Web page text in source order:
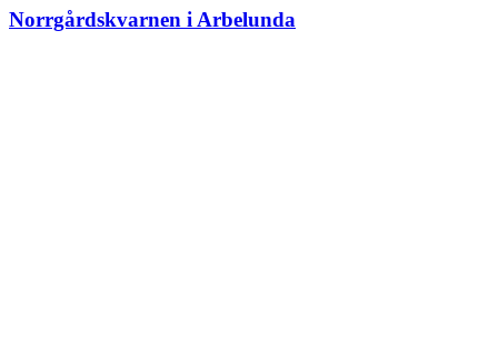
Norrgårdskvarnen i Arbelunda